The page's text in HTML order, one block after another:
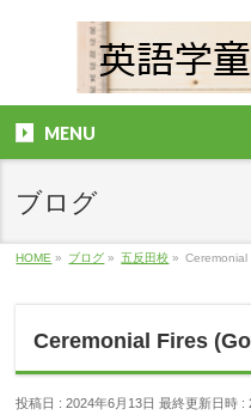
MENU
ブログ
HOME » ブログ » 五反田校 »
Ceremonial Fires
投稿日 : 2024年6月13日 最終更新日時 :